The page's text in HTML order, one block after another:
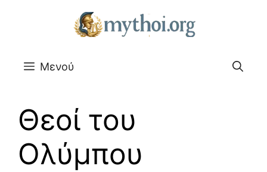
Μενού
Θεοί του
Ολύμπου